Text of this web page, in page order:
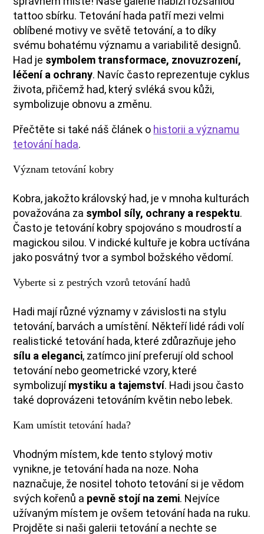
tattoo sbírku. Tetování hada patří mezi velmi
oblíbené motivy ve světě tetování, a to díky
svému bohatému významu a variabilitě designů.
Had je symbolem transformace, znovuzrození,
léčení a ochrany. Navíc často reprezentuje cyklus
života, přičemž had, který svléká svou kůži,
symbolizuje obnovu a změnu.
Přečtěte si také náš článek o historii a významu
tetování hada.
Význam tetování kobry
Kobra, jakožto královský had, je v mnoha kulturách
považována za symbol síly, ochrany a respektu.
Často je tetování kobry spojováno s moudrostí a
magickou silou. V indické kultuře je kobra uctívána
jako posvátný tvor a symbol božského vědomí.
Vyberte si z pestrých vzorů tetování hadů
Hadi mají různé významy v závislosti na stylu
tetování, barvách a umístění. Někteří lidé rádi volí
realistické tetování hada, které zdůrazňuje jeho
sílu a eleganci, zatímco jiní preferují old school
tetování nebo geometrické vzory, které
symbolizujímystiku a tajemství. Hadi jsou často
také doprovázeni tetováním květin nebo lebek.
Kam umístit tetování hada?
Vhodným místem, kde tento stylový motiv
vynikne, je tetování hada na noze. Noha
naznačuje, že nositel tohoto tetování si je vědom
svých kořenů a pevně stojí na zemi. Nejvíce
užívaným místem je ovšem tetování hada na ruku.
Projděte si naši galerii tetování a nechte se